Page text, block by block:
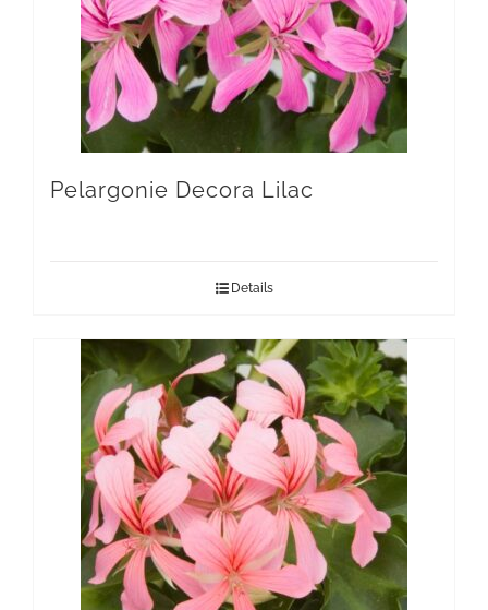
Pelargonie Decora Lilac
Details